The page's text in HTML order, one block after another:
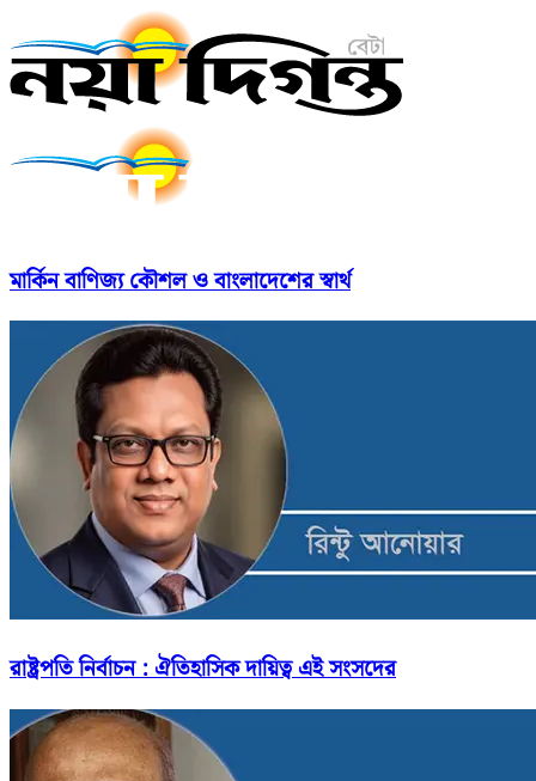
মার্কিন বাণিজ্য কৌশল ও বাংলাদেশের স্বার্থ
রাষ্ট্রপতি নির্বাচন : ঐতিহাসিক দায়িত্ব এই সংসদের